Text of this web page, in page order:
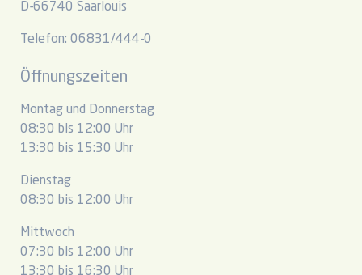
D-66740 Saarlouis
Telefon: 06831/444-0
Öffnungszeiten
Montag und Donnerstag
08:30 bis 12:00 Uhr
13:30 bis 15:30 Uhr
Dienstag
08:30 bis 12:00 Uhr
Mittwoch
07:30 bis 12:00 Uhr
13:30 bis 16:30 Uhr